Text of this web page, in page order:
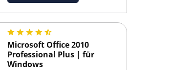
Microsoft Office 2010
Professional Plus | für
Windows